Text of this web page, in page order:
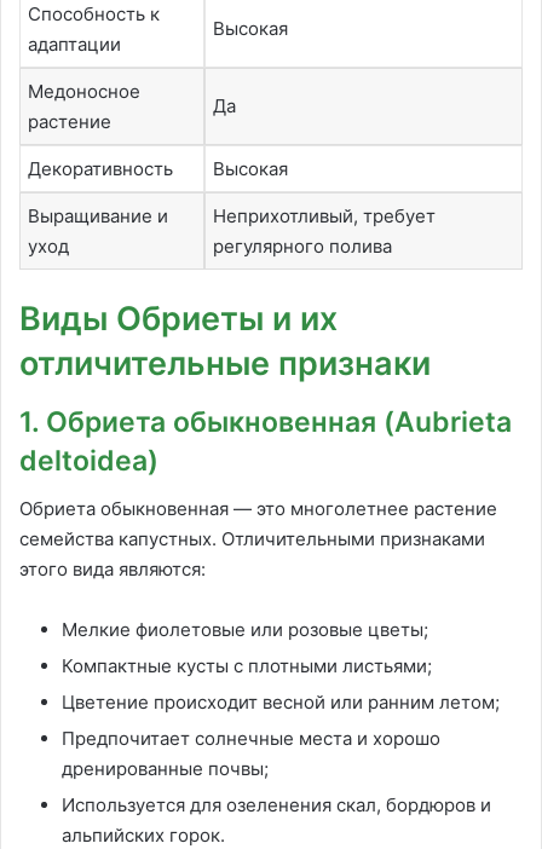
Способность к
адаптации
Высокая
Медоносное
растение
Да
Декоративность Высокая
Выращивание и
уход
Неприхотливый, требует
регулярного полива
Виды Обриеты и их
отличительные признаки
1. Обриета обыкновенная (Aubrieta
deltoidea)
Обриета обыкновенная — это многолетнее растение
семейства капустных. Отличительными признаками
этого вида являются:
Мелкие фиолетовые или розовые цветы;
Компактные кусты с плотными листьями;
Цветение происходит весной или ранним летом;
Предпочитает солнечные места и хорошо
дренированные почвы;
Используется для озеленения скал, бордюров и
альпийских горок.